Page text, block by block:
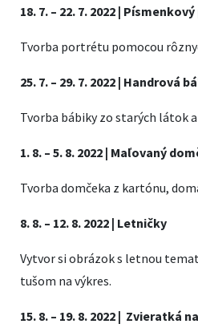
18. 7. – 22. 7. 2022 |
Tvorba portrétu pomocou
25. 7. – 29. 7. 2022 | Handrová
Tvorba bábiky zo starých látok
1. 8. – 5. 8. 2022 | Maľovaný
Tvorba domčeka z kartónu,
8. 8. – 12. 8. 2022 | Letničky
Vytvor si obrázok s letnou
tušom na výkres.
15. 8. – 19. 8. 2022 | Zvieratká